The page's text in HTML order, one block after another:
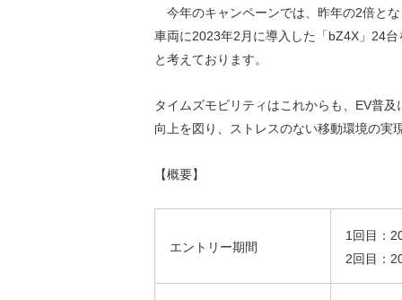
今年のキャンペーンでは、 昨年の2倍と
車両に2023年2月に導入した「bZ4X 」 24台
と考えております。
タイムズモビリティはこれからも、 EV普及
向上を図り、ストレスのない移動環境の実
【概要】
エントリー期間
1回目：
2回目：